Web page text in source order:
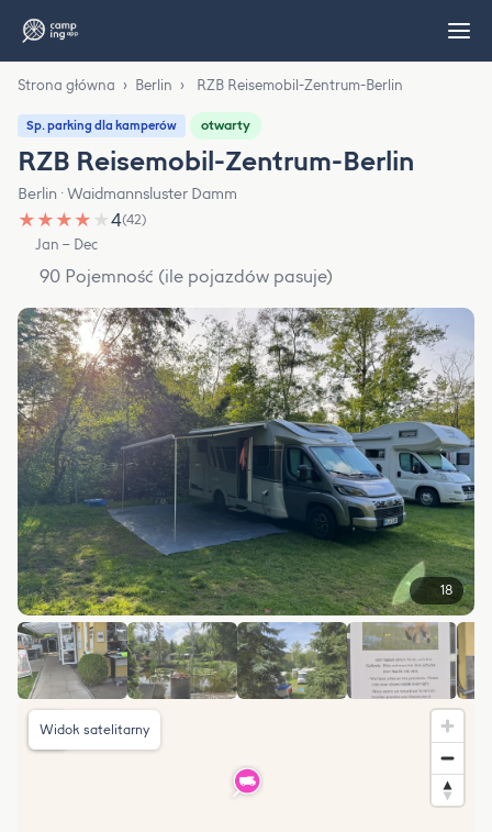
Strona główna › Berlin › RZB Reisemobil-Zentrum-Berlin
Sp. parking dla kamperów otwarty
RZB Reisemobil-Zentrum-Berlin
Berlin · Waidmannsluster Damm
★ ★ ★ ★ ★4(42)
Jan – Dec
90 Pojemność (ile pojazdów pasuje)
18
Widok satelitarny